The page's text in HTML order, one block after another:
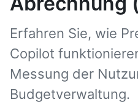
Erfahren Sie, wie
Copilot
Messung der
Budgetverwaltung.